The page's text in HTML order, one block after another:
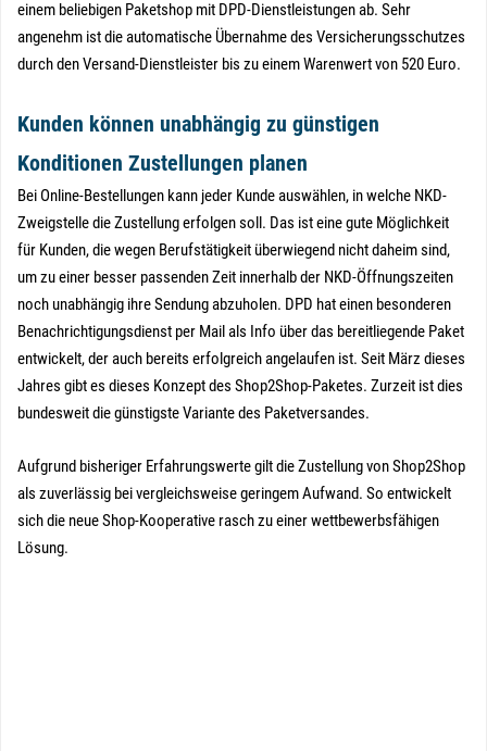
einem beliebigen Paketshop mit DPD-Dienstleistungen ab. Sehr
angenehm ist die automatische Übernahme des Versicherungsschutzes
durch den Versand-Dienstleister bis zu einem Warenwert von 520 Euro.
Kunden können unabhängig zu günstigen
Konditionen Zustellungen planen
Bei Online-Bestellungen kann jeder Kunde auswählen, in welche NKD-
Zweigstelle die Zustellung erfolgen soll. Das ist eine gute Möglichkeit
für Kunden, die wegen Berufstätigkeit überwiegend nicht daheim sind,
um zu einer besser passenden Zeit innerhalb der NKD-Öffnungszeiten
noch unabhängig ihre Sendung abzuholen. DPD hat einen besonderen
Benachrichtigungsdienst per Mail als Info über das bereitliegende Paket
entwickelt, der auch bereits erfolgreich angelaufen ist. Seit März dieses
Jahres gibt es dieses Konzept des Shop2Shop-Paketes. Zurzeit ist dies
bundesweit die günstigste Variante des Paketversandes.
Aufgrund bisheriger Erfahrungswerte gilt die Zustellung von Shop2Shop
als zuverlässig bei vergleichsweise geringem Aufwand. So entwickelt
sich die neue Shop-Kooperative rasch zu einer wettbewerbsfähigen
Lösung.